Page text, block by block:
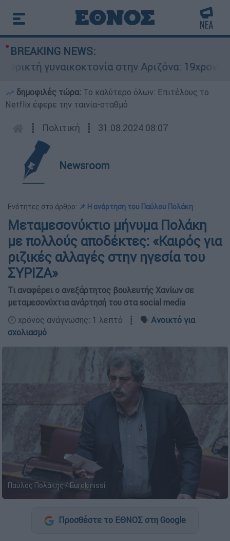
BREAKING NEWS:
γυναικοκτονία στην Αριζόνα: 19χρονη
δημοφιλές τώρα: Το καλύτερο όλων: Επιτέλους το
Netflix έφερε την ταινία-σταθμό
┋ Πολιτική ┋ 31.08.2024 08:07
Newsroom
Ενότητες στο άρθρο: 📌 Η ανάρτηση του Παύλου Πολάκη
Μεταμεσονύκτιο μήνυμα Πολάκη
με πολλούς αποδέκτες: «Καιρός για
ριζικές αλλαγές στην ηγεσία του
ΣΥΡΙΖΑ»
Τι αναφέρει ο ανεξάρτητος βουλευτής Χανίων σε
μεταμεσονύχτια ανάρτησή του στα social media
🕛 χρόνος ανάγνωσης: 1 λεπτό ┋ 🗣️ Ανοικτό για
σχολιασμό
Παύλος Πολάκης / Eurokinissi
Προσθέστε το ΕΘΝΟΣ στη Google